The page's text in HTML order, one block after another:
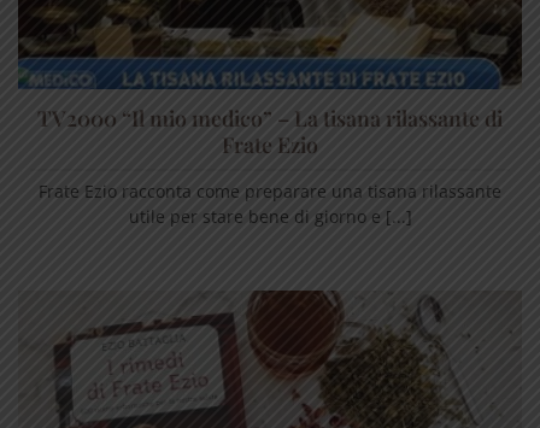
TV2000 “Il mio medico” – La tisana rilassante di
Frate Ezio
Frate Ezio racconta come preparare una tisana rilassante
utile per stare bene di giorno e [...]